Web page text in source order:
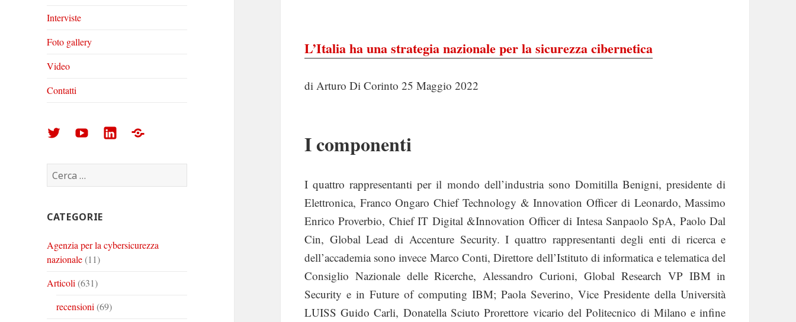
Interviste
Foto gallery
Video
Contatti
Arturo
Corinto
su
Arturo
Corinto
su
Arturo
su
Foto
Ricerca
per:
CATEGORIE
Agenzia per la cybersicurezza
nazionale(11)
Articoli (631)
recensioni (69)
L’Italia ha una strategia nazionale per la sicurezza cibernetica
di Arturo Di Corinto 25 Maggio 2022
I componenti
I quattro rappresentanti per il mondo dell’industria sono Domitilla Benigni, presidente di
Elettronica, Franco Ongaro Chief Technology & Innovation Officer di Leonardo, Massimo
Enrico Proverbio, Chief IT Digital &Innovation Officer di Intesa Sanpaolo SpA, Paolo Dal
Cin, Global Lead di Accenture Security. I quattro rappresentanti degli enti di ricerca e
dell’accademia sono invece Marco Conti, Direttore dell’Istituto di informatica e telematica del
Consiglio Nazionale delle Ricerche, Alessandro Curioni, Global Research VP IBM in
Security e in Future of computing IBM; Paola Severino, Vice Presidente della Università
LUISS Guido Carli, Donatella Sciuto Prorettore vicario del Politecnico di Milano e infine